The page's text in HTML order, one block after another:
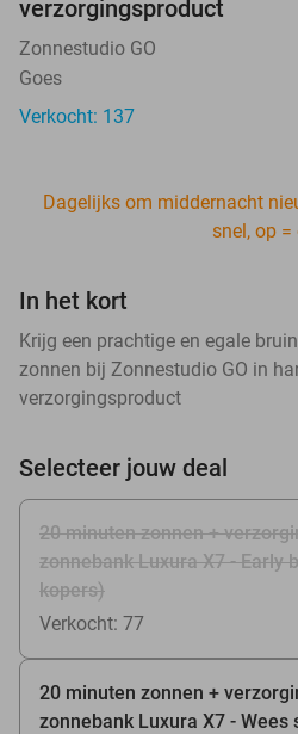
verzorgingsproduct
Zonnestudio GO
Goes
Verkocht: 137
Dagelijks om middernacht
snel, op =
In het kort
Krijg een prachtige en egale
zonnen bij Zonnestudio GO in
verzorgingsproduct
Selecteer jouw deal
20 minuten zonnen +
zonnebank Luxura X7 - Early
kopers)
Verkocht: 77
20 minuten zonnen +
zonnebank Luxura X7 - Wees